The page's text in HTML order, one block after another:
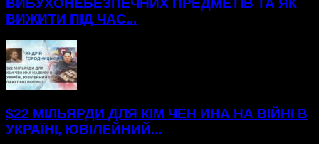
ВИЖИТИ ПІД ЧАС...
$22 МІЛЬЯРДИ ДЛЯ КІМ ЧЕН ИНА НА ВІЙНІ В
УКРАЇНІ, ЮВІЛЕЙНИЙ...